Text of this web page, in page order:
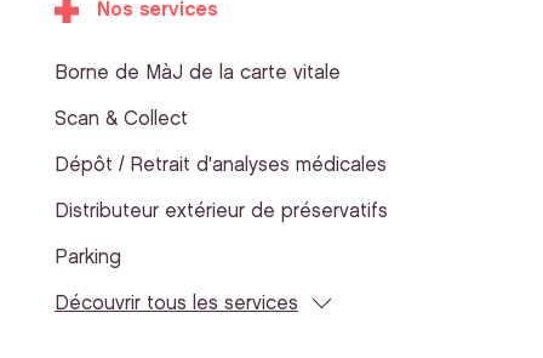
Nos services
Borne de MàJ de la carte vitale
Scan & Collect
Dépôt / Retrait d'analyses médicales
Distributeur extérieur de préservatifs
Parking
Découvrir tous les services